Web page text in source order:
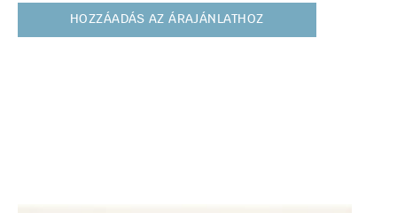
HOZZÁADÁS AZ ÁRAJÁNLATHOZ